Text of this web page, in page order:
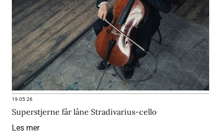
19.05.26
Superstjerne får låne Stradivarius-cello
Les mer